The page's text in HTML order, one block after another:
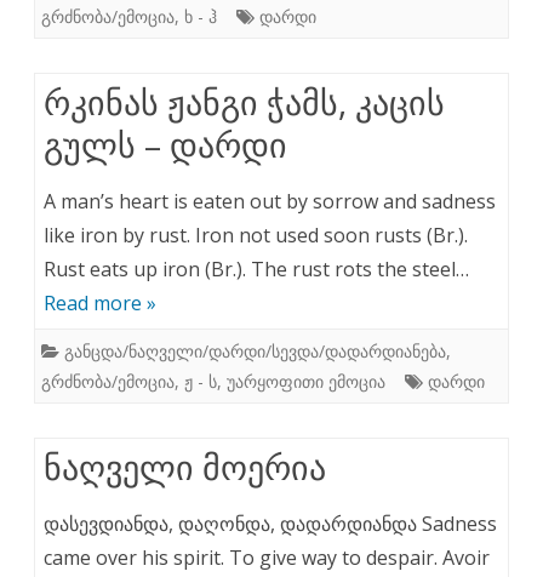
გრძნობა/ემოცია, ხ - ჰ დარდი
რკინას ჟანგი ჭამს, კაცის
გულს – დარდი
A man’s heart is eaten out by sorrow and sadness
like iron by rust. Iron not used soon rusts (Br.).
Rust eats up iron (Br.). The rust rots the steel…
Read more »
განცდა/ნაღველი/დარდი/სევდა/დადარდიანება,
გრძნობა/ემოცია, ჟ - ს, უარყოფითი ემოცია დარდი
ნაღველი მოერია
დასევდიანდა, დაღონდა, დადარდიანდა Sadness
came over his spirit. To give way to despair. Avoir